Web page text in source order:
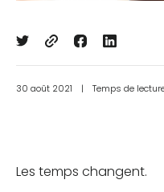
30 août 2021 | Temps de
Les temps changent.